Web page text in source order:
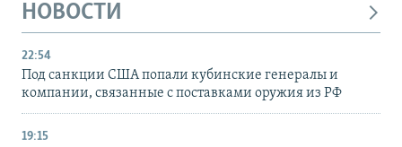
НОВОСТИ
22:54
Под санкции США попали кубинские генералы и
компании, связанные с поставками оружия из РФ
19:15